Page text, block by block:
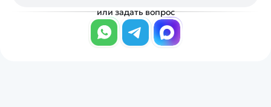
или задать вопрос